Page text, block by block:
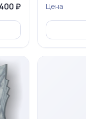
₽
Цена